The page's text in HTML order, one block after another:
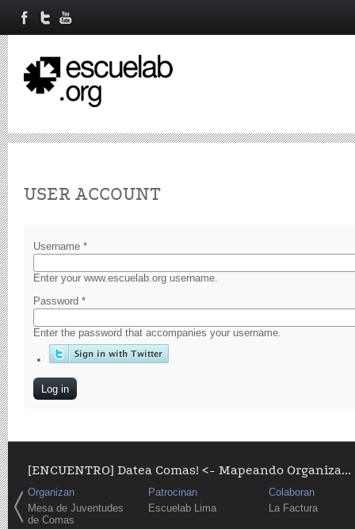
USER ACCOUNT
Username *
Enter your www.escuelab.org username.
Password *
Enter the password that accompanies your username.
[ENCUENTRO] Datea Comas! <- Mapeando Organiza...
Organizan
Mesa de Juventudes
de Comas
Patrocinan
Escuelab Lima
Colaboran
La Factura